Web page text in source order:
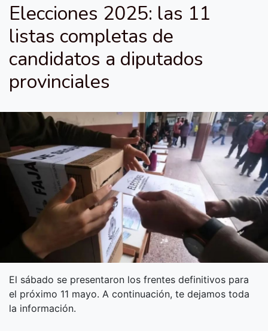
Elecciones 2025: las 11
listas completas de
candidatos a diputados
provinciales
El sábado se presentaron los frentes definitivos para
el próximo 11 mayo. A continuación, te dejamos toda
la información.